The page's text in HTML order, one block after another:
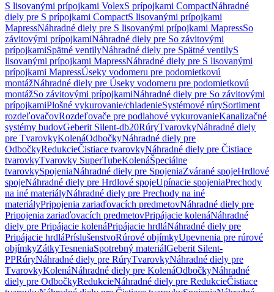
S lisovanými prípojkami VolexS prípojkami CompactNáhradné
diely pre S prípojkami CompactS lisovanými prípojkami
MapressNáhradné diely pre S lisovanými prípojkami MapressSo
závitovými prípojkamiNáhradné diely pre So závitovými
prípojkamiSpätné ventilyNáhradné diely pre Spätné ventilyS
lisovanými prípojkami MapressNáhradné diely pre S lisovanými
prípojkami MapressÚseky vodomeru pre podomietkovú
montážNáhradné diely pre Úseky vodomeru pre podomietkovú
montážSo závitovými prípojkamiNáhradné diely pre So závitovými
prípojkamiPlošné vykurovanie/chladenieSystémové rúrySortiment
rozdeľovačovRozdeľovače pre podlahové vykurovanieKanalizačné
systémy budovGeberit Silent-db20RúryTvarovkyNáhradné diely
pre TvarovkyKolenáOdbočkyNáhradné diely pre
OdbočkyRedukcieČistiace tvarovkyNáhradné diely pre Čistiace
tvarovkyTvarovky SuperTubeKolenáŠpeciálne
tvarovkySpojeniaNáhradné diely pre SpojeniaZvárané spojeHrdlové
spojeNáhradné diely pre Hrdlové spojeUpínacie spojeniaPrechody
na iné materiályNáhradné diely pre Prechody na iné
materiályPripojenia zariaďovacích predmetovNáhradné diely pre
Pripojenia zariaďovacích predmetovPripájacie kolenáNáhradné
diely pre Pripájacie kolenáPripájacie hrdláNáhradné diely pre
Pripájacie hrdláPríslušenstvoRúrové objímkyUpevnenia pre rúrové
objímkyZátkyTesneniaSpotrebný materiálGeberit Silent-
PPRúryNáhradné diely pre RúryTvarovkyNáhradné diely pre
TvarovkyKolenáNáhradné diely pre KolenáOdbočkyNáhradné
diely pre OdbočkyRedukcieNáhradné diely pre RedukcieČistiace